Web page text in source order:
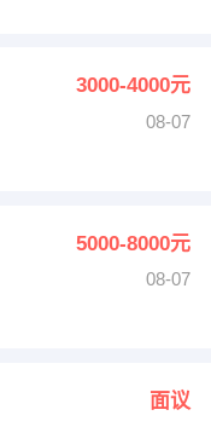
3000-4000元
08-07
5000-8000元
08-07
面议